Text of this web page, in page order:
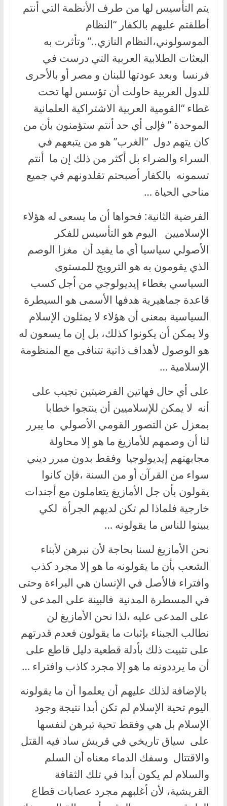
يتم التأسيس لها من طرف الأنظمة التي أنتم
أطلقتم عليهم بالكفار “النظام
الموسولوني،النظام النازي..” وتأثرت به
البعثات الطلابية العربية التي درست في
فرنسا وبعد عودتها للبنان و مصر أو بالأحرى
للدول العربية حاولت أن تؤسس لها تحت
غطاء “القومية العربية الاشتراكية العلمانية
الموحدة ” فإلى أي حد أنتم ستؤمنون بأن من
كان يتهم دول “الغرب” هو من يتبعهم في
السراء والضراء بل أكثر من ذلك إن ما أنتم
تسمونه بالكفار أصبحتم تقلدونهم في جميع
مناحي الحياة …
الفرضية الثانية: فحواها أن ما يسعى له هؤلاء
الإسلاميين اليوم هو التأسيس للفكر
الأصولي سياسيا أي ما يفيد أن مغزا الوصم
الذي يقومون به هو الترويج للمستوى
السياسي بغطاء إيديولوجي من أجل كسب
قاعدة جماهيرية هدفها الأسمى هو السيطرة
السياسية بمعنى أن هؤلاء لا يمثلون الإسلام
ولا يمكن أن يكونوا كذلك، بل إن ما يسعون له
هو الوصول لأهداف ذاتية تتنافى مع المنظومة
الإسلامية …
على أي حال فهاتين الفرضيتين تجيب على
أنه لا يمكن للإسلاميين أن ينتجوا خطابا
بمعزل عن التصور القومي الأصولي ما يبرر
لنا أن وصمهم للأمازيغ ما هو إلا محاولة
مجابهتهم إيديولوجيا وفقط بدون مبرر ديني
سواء من القرآن أو من السنة ،فإن كانوا
يقولون بأن جل الأمازيغ يتعاملون مع أجندات
خارجية فلماذا لم تكن لديهم الجرأة لكي
يبينوا للناس ما يقولونه …
نحن الأمازيغ لسنا بحاجة لأن نبرهن لأبناء
الشعب بأن ما يقولونه ما هو إلا مجرد كذب
وافتراء فالأصل في الإنسان هي البراءة وحتى
في المسطرة المدنية فالبينة على المدعى لا
على المدعى عليه ،لذا نحن الأمازيغ لن
نطالب الجبناء بإثبات ما يقولون فعدم قدرتهم
على تثبيت ذلك بأدلة قطعية دليل قاطع على
أن ما يرددونه ما هو إلا مجرد كاذب وافتراء …
بالإضافة لذلك عليهم أن يعلموا أن ما يقولونه
اليوم تحية الإسلام لم تكن أبدا نتيجة وجود
الإسلام بل هي وفقط تحية تبرهن لنفسها
على سياق تاريخي في قريش ساد فيه القتل
والاقتتال وسفك الدماء معناه أن السلم
والسلام لم يكون أبدا في تلك الثقافة
القريشية، لأن أغلبهم مجرد عصابات قطاع